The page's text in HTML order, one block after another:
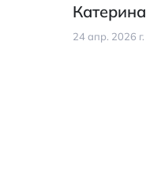
Катерина
24 апр. 2026 г.